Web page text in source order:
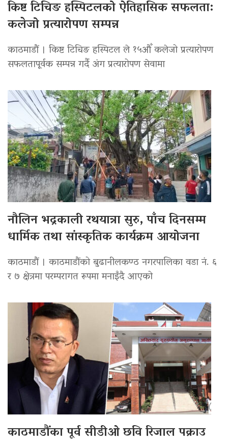
किष्ट टिचिङ हस्पिटलको ऐतिहासिक सफलता:
कलेजो प्रत्यारोपण सम्पन्न
काठमाडौं । किष्ट टिचिङ हस्पिटल ले १५औँ कलेजो प्रत्यारोपण
सफलतापूर्वक सम्पन्न गर्दै अंग प्रत्यारोपण सेवामा
नौलिन भद्रकाली रथयात्रा सुरु, पाँच दिनसम्म
धार्मिक तथा सांस्कृतिक कार्यक्रम आयोजना
काठमाडौं । काठमाडौंको बुढानीलकण्ठ नगरपालिका वडा नं. ६
र ७ क्षेत्रमा परम्परागत रूपमा मनाइँदै आएको
काठमाडौंका पूर्व सीडीओ छवि रिजाल पक्राउ